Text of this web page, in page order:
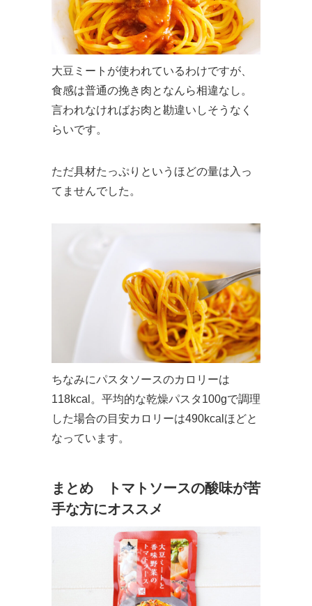
大豆ミートが使われているわけですが、
食感は普通の挽き肉となんら相違なし。
言われなければお肉と勘違いしそうなく
らいです。
ただ具材たっぷりというほどの量は入っ
てませんでした。
ちなみにパスタソースのカロリーは
118kcal。平均的な乾燥パスタ100gで調理
した場合の目安カロリーは490kcalほどと
なっています。
まとめ トマトソースの酸味が苦
手な方にオススメ